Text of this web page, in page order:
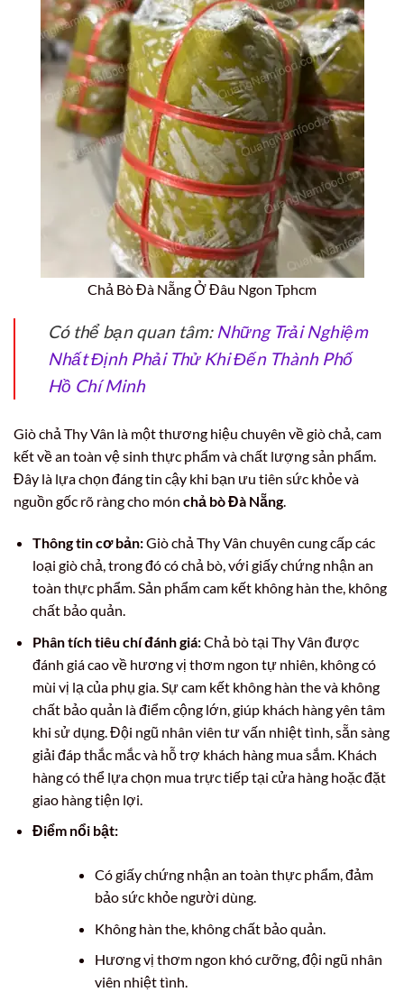
Chả Bò Đà Nẵng Ở Đâu Ngon Tphcm
Có thể bạn quan tâm: Những Trải Nghiệm
Nhất Định Phải Thử Khi Đến Thành Phố
Hồ Chí Minh
Giò chả Thy Vân là một thương hiệu chuyên về giò chả, cam
kết về an toàn vệ sinh thực phẩm và chất lượng sản phẩm.
Đây là lựa chọn đáng tin cậy khi bạn ưu tiên sức khỏe và
nguồn gốc rõ ràng cho món chả bò Đà Nẵng.
Thông tin cơ bản:Giò chả Thy Vân chuyên cung cấp các
loại giò chả, trong đó có chả bò, với giấy chứng nhận an
toàn thực phẩm. Sản phẩm cam kết không hàn the, không
chất bảo quản.
Phân tích tiêu chí đánh giá:Chả bò tại Thy Vân được
đánh giá cao về hương vị thơm ngon tự nhiên, không có
mùi vị lạ của phụ gia. Sự cam kết không hàn the và không
chất bảo quản là điểm cộng lớn, giúp khách hàng yên tâm
khi sử dụng. Đội ngũ nhân viên tư vấn nhiệt tình, sẵn sàng
giải đáp thắc mắc và hỗ trợ khách hàng mua sắm. Khách
hàng có thể lựa chọn mua trực tiếp tại cửa hàng hoặc đặt
giao hàng tiện lợi.
Điểm nổi bật:
Có giấy chứng nhận an toàn thực phẩm, đảm
bảo sức khỏe người dùng.
Không hàn the, không chất bảo quản.
Hương vị thơm ngon khó cưỡng, đội ngũ nhân
viên nhiệt tình.